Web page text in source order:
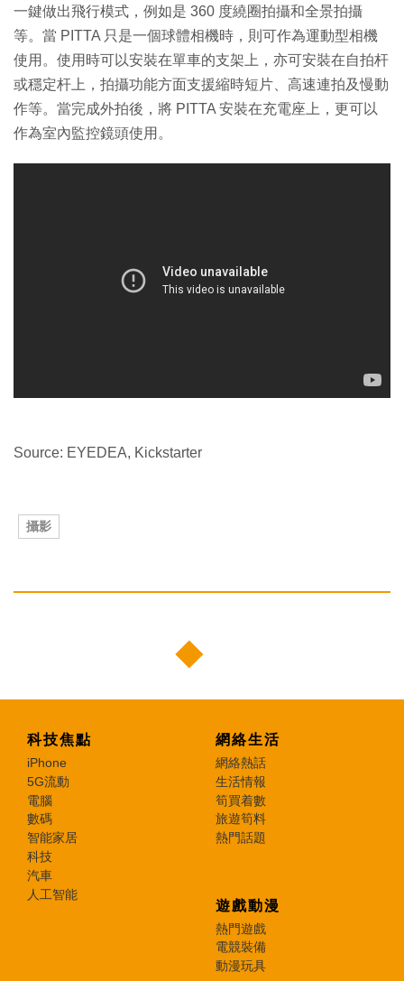
一鍵做出飛行模式，例如是 360 度繞圈拍攝和全景拍攝
等。當 PITTA 只是一個球體相機時，則可作為運動型相機
使用。使用時可以安裝在單車的支架上，亦可安裝在自拍杆
或穩定杆上，拍攝功能方面支援縮時短片、高速連拍及慢動
作等。當完成外拍後，將 PITTA 安裝在充電座上，更可以
作為室內監控鏡頭使用。
Source: EYEDEA, Kickstarter
攝影
科技焦點
iPhone
5G流動
電腦
數碼
智能家居
科技
汽車
人工智能
網絡生活
網絡熱話
生活情報
筍買着數
旅遊筍料
熱門話題
遊戲動漫
熱門遊戲
電競裝備
動漫玩具